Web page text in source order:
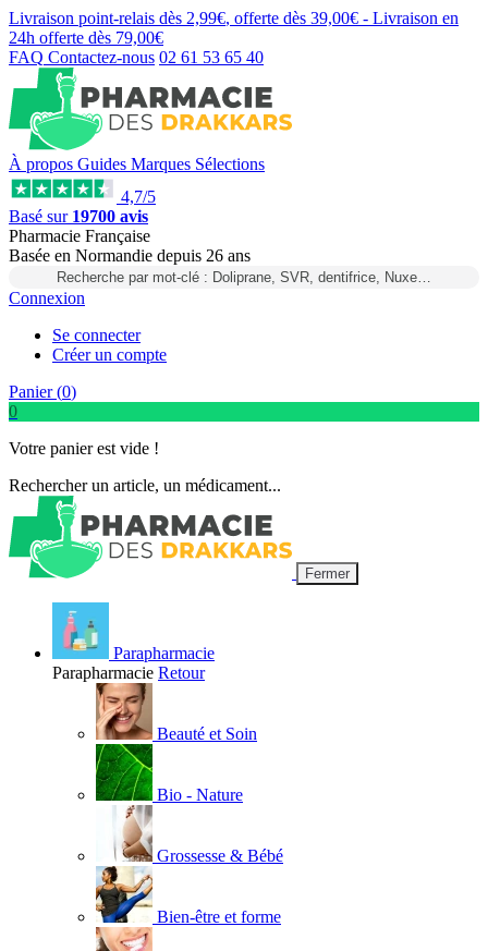
Livraison point-relais dès 2,99€, offerte dès 39,00€ - Livraison en
24h offerte dès 79,00€
FAQ Contactez-nous 02 61 53 65 40
À propos Guides Marques Sélections
4,7/5
Basé sur 19700 avis
Pharmacie Française
Basée en Normandie depuis 26 ans
Recherche par mot-clé : Doliprane, SVR, dentifrice, Nuxe…
Connexion
Se connecter
Créer un compte
Panier (0)
0
Votre panier est vide !
Rechercher un article, un médicament...
Fermer
Parapharmacie
Parapharmacie Retour
Beauté et Soin
Bio - Nature
Grossesse & Bébé
Bien-être et forme